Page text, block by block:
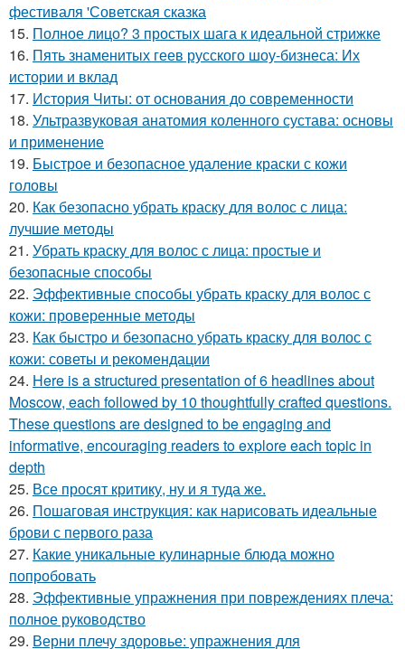
фестиваля 'Советская сказка
15. Полное лицо? 3 простых шага к идеальной стрижке
16. Пять знаменитых геев русского шоу-бизнеса: Их
истории и вклад
17. История Читы: от основания до современности
18. Ультразвуковая анатомия коленного сустава: основы
и применение
19. Быстрое и безопасное удаление краски с кожи
головы
20. Как безопасно убрать краску для волос с лица:
лучшие методы
21. Убрать краску для волос с лица: простые и
безопасные способы
22. Эффективные способы убрать краску для волос с
кожи: проверенные методы
23. Как быстро и безопасно убрать краску для волос с
кожи: советы и рекомендации
24. Here is a structured presentation of 6 headlines about
Moscow, each followed by 10 thoughtfully crafted questions.
These questions are designed to be engaging and
informative, encouraging readers to explore each topic in
depth
25. Все просят критику, ну и я туда же.
26. Пошаговая инструкция: как нарисовать идеальные
брови с первого раза
27. Какие уникальные кулинарные блюда можно
попробовать
28. Эффективные упражнения при повреждениях плеча:
полное руководство
29. Верни плечу здоровье: упражнения для